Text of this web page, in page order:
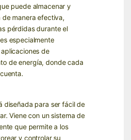
puede almacenar y
de manera efectiva,
pérdidas durante el
especialmente
de
de energía, donde cada
diseñada para ser fácil de
Viene con un sistema de
que permite a los
y controlar su